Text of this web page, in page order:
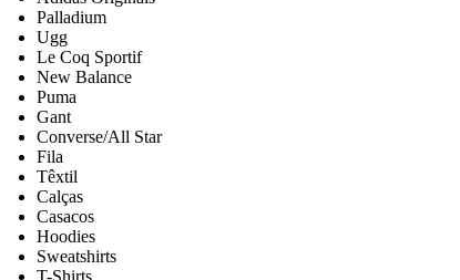
Palladium
Ugg
Le Coq Sportif
New Balance
Puma
Gant
Converse/All Star
Fila
Têxtil
Calças
Casacos
Hoodies
Sweatshirts
T-Shirts